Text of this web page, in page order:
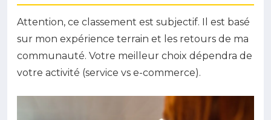
Attention, ce classement est subjectif. Il est basé
sur mon expérience terrain et les retours de ma
communauté. Votre meilleur choix dépendra de
votre activité (service vs e-commerce).